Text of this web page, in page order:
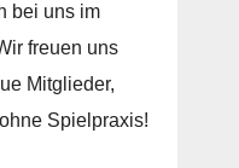
bei uns im
freuen uns
Mitglieder,
Spielpraxis!